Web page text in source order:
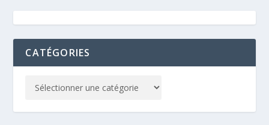
CATÉGORIES